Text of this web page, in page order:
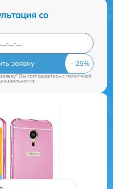
со
заявку
Вы соглашаетесь cполитикой